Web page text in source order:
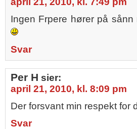
Ingen Frpere hører på
Svar
Per H sier:
april 21, 2010, kl. 8:09 pm
Der forsvant min respekt for
Svar